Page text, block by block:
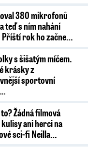
380 mikrofonů
teď s ním nahání
rok ho začne…
s šišatým míčem.
krásky z
sportovní
Žádná filmová
ani herci na
sci-fi Neilla…